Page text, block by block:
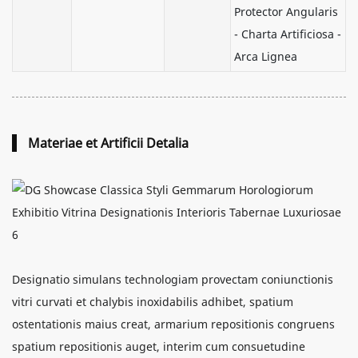
Protector Angularis
- Charta Artificiosa -
Arca Lignea
Materiae et Artificii Detalia
Designatio simulans technologiam provectam coniunctionis
vitri curvati et chalybis inoxidabilis adhibet, spatium
ostentationis maius creat, armarium repositionis congruens
spatium repositionis auget, interim cum consuetudine